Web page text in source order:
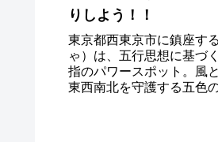
りしよう！！
東京都西東京市に鎮座す
ゃ）は、五行思想に基づ
指のパワースポット。風
東西南北を守護する五色
事では、田無神社のアク